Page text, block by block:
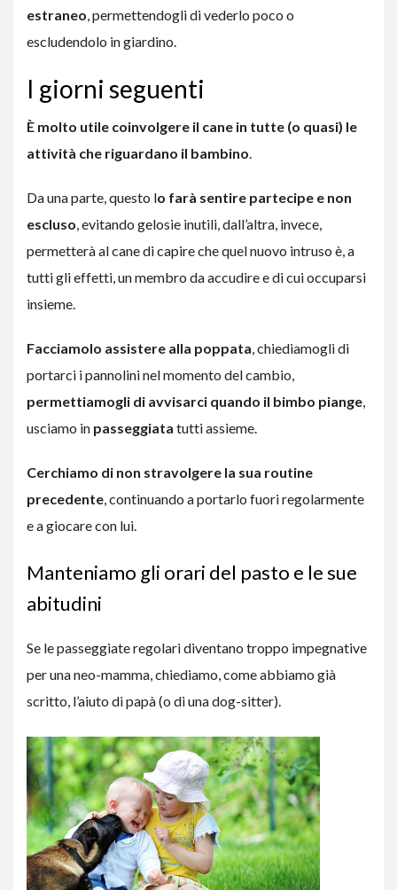
estraneo, permettendogli di vederlo poco o
escludendolo in giardino.
I giorni seguenti
È molto utile coinvolgere il cane in tutte (o quasi) le
attività che riguardano il bambino.
Da una parte, questo lo farà sentire partecipe e non
escluso, evitando gelosie inutili, dall’altra, invece,
permetterà al cane di capire che quel nuovo intruso è, a
tutti gli effetti, un membro da accudire e di cui occuparsi
insieme.
Facciamolo assistere alla poppata, chiediamogli di
portarci i pannolini nel momento del cambio,
permettiamogli di avvisarci quando il bimbo piange,
usciamo in passeggiata tutti assieme.
Cerchiamo di non stravolgere la sua routine
precedente, continuando a portarlo fuori regolarmente
e a giocare con lui.
Manteniamo gli orari del pasto e le sue
abitudini
Se le passeggiate regolari diventano troppo impegnative
per una neo-mamma, chiediamo, come abbiamo già
scritto, l’aiuto di papà (o di una dog-sitter).